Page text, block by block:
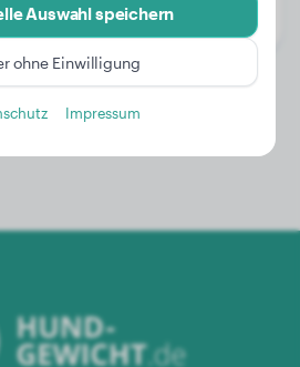
Auswahl speichern
ohne Einwilligung
Impressum